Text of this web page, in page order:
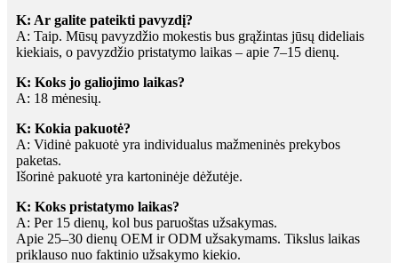
K: Ar galite pateikti pavyzdį?
A: Taip. Mūsų pavyzdžio mokestis bus grąžintas jūsų dideliais
kiekiais, o pavyzdžio pristatymo laikas – apie 7–15 dienų.
K: Koks jo galiojimo laikas?
A: 18 mėnesių.
K: Kokia pakuotė?
A: Vidinė pakuotė yra individualus mažmeninės prekybos
paketas.
Išorinė pakuotė yra kartoninėje dėžutėje.
K: Koks pristatymo laikas?
A: Per 15 dienų, kol bus paruoštas užsakymas.
Apie 25–30 dienų OEM ir ODM užsakymams. Tikslus laikas
priklauso nuo faktinio užsakymo kiekio.